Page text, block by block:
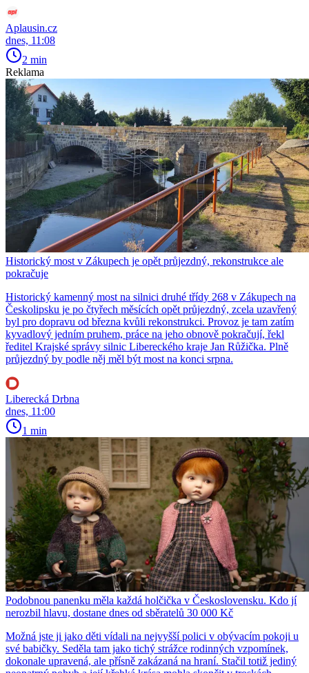
Aplausin.cz
dnes, 11:08
2 min
Reklama
Historický most v Zákupech je opět průjezdný, rekonstrukce ale
pokračuje
Historický kamenný most na silnici druhé třídy 268 v Zákupech na
Českolipsku je po čtyřech měsících opět průjezdný, zcela uzavřený
byl pro dopravu od března kvůli rekonstrukci. Provoz je tam zatím
kyvadlový jedním pruhem, práce na jeho obnově pokračují, řekl
ředitel Krajské správy silnic Libereckého kraje Jan Růžička. Plně
průjezdný by podle něj měl být most na konci srpna.
Liberecká Drbna
dnes, 11:00
1 min
Podobnou panenku měla každá holčička v Československu. Kdo jí
nerozbil hlavu, dostane dnes od sběratelů 30 000 Kč
Možná jste ji jako děti vídali na nejvyšší polici v obývacím pokoji u
své babičky. Seděla tam jako tichý strážce rodinných vzpomínek,
dokonale upravená, ale přísně zakázaná na hraní. Stačil totiž jediný